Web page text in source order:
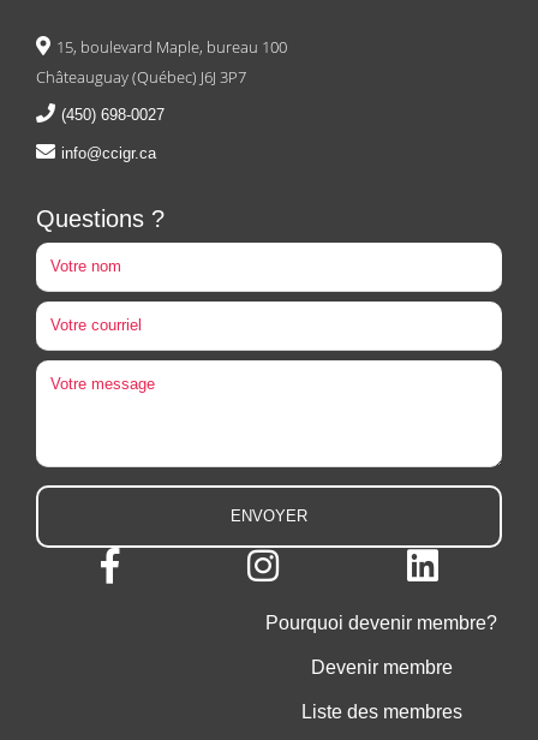
15, boulevard Maple, bureau 100
Châteauguay (Québec) J6J 3P7
(450) 698-0027
info@ccigr.ca
Questions ?
Pourquoi devenir membre?
Devenir membre
Liste des membres